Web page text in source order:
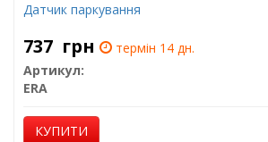
Датчик паркування
737 грн
термін 14 дн.
Артикул:
ERA
КУПИТИ